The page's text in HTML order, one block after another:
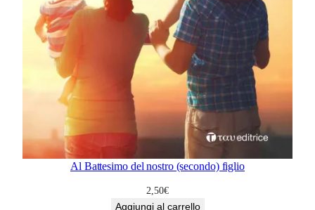
Al Battesimo del nostro (secondo) figlio
2,50€
Aggiungi al carrello